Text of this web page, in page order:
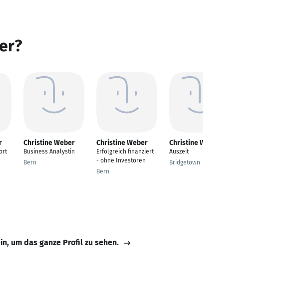
Christine Weber
Business Analystin
Bern
Christine Weber
Erfolgreich finanziert
- ohne Investoren
Bern
Christine Weber
Auszeit
Bridgetown
um das ganze Profil zu sehen.